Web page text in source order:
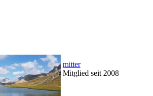
mitter
Mitglied seit 2008